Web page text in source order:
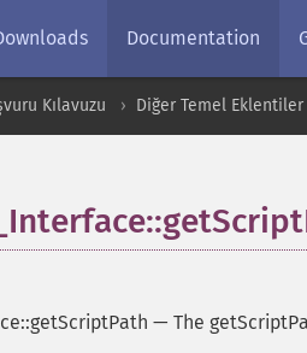
Documentation
Kılavuzu Diğer Temel Eklentiler
— The